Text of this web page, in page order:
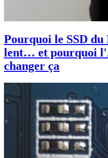
Pourquoi le SSD du
lent… et pourquoi
changer ça